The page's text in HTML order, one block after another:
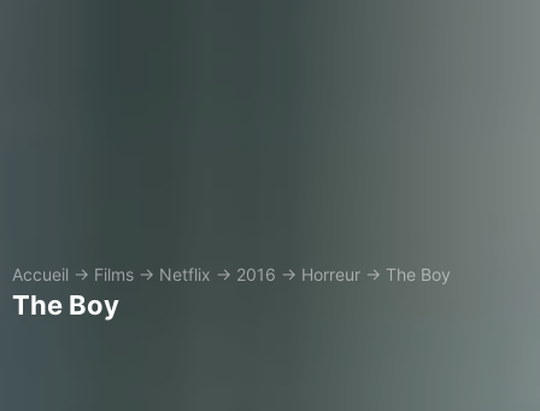
Accueil → Films → Netflix → 2016 → Horreur → The Boy
The Boy